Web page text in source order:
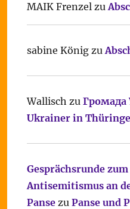
MAIK Frenzelzu
sabine Königzu
Wallisch zu Громада
Ukrainer in
Gesprächsrunde
Antisemitismus an
Pansezu Panse und